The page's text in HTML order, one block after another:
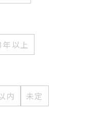
年以上
内 未定